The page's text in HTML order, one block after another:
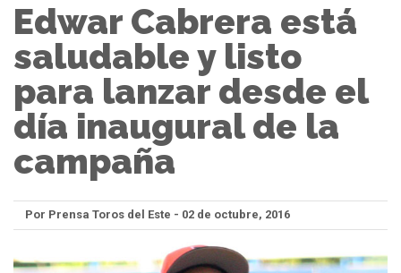
Edwar Cabrera está
saludable y listo
para lanzar desde el
día inaugural de la
campaña
Por Prensa Toros del Este - 02 de octubre, 2016